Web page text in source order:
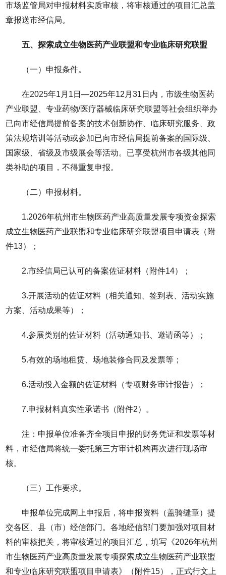
市场监管局对申报材料实质审核，将审核通过的项目汇总盖
章报送市经信局。
五、探索成立生物医药产业联盟和专业临床研究联盟
（一）申报条件。
在2025年1月1日—2025年12月31日内，市级生物医药
产业联盟、专业药物/医疗器械临床研究联盟等社会组织举办
已向市经信局提前备案的技术创新协作、临床研究服务、政
策法规培训等活动或参加已向市经信局提前备案的国际级、
国家级、省级及市级展会等活动。已享受杭州市各级其他同
类补助的项目，不得重复申报。
（二）申报材料。
1.2026年杭州市生物医药产业高质量发展专项资金探索
成立生物医药产业联盟和专业临床研究联盟项目申请表（附
件13）；
2.市经信局已认可的备案佐证材料（附件14）；
3.开展活动的佐证材料（相关通知、签到表、活动实施
方案、活动成果等）；
4.参展类别的佐证材料（活动通知书、邀请函等）；
5.有效的场地租赁、场地装修合同及发票等；
6.活动投入金额的佐证材料（专项财务审计报告）；
7.申报材料真实性承诺书（附件2）。
注：申报单位准备齐全项目申报的财务凭证和发票等材
料，市经信局将统一委托第三方审计机构再次进行现场审
核。
（三）工作要求。
申报单位完成网上申报后，将申报资料（盖骑缝章）提
交各区、县（市）经信部门。各地经信部门要加强对项目材
料的审核把关，将审核通过的项目汇总，填写《2026年杭州
市生物医药产业高质量发展专项探索成立生物医药产业联盟
和专业临床研究联盟项目申请表》（附件15），正式行文上